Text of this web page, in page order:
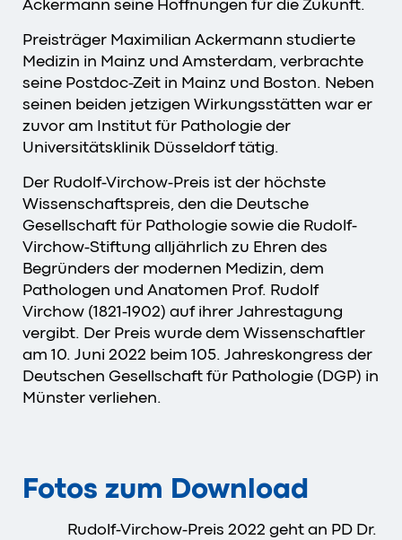
Ackermann seine Hoffnungen für die Zukunft.
Preisträger Maximilian Ackermann studierte
Medizin in Mainz und Amsterdam, verbrachte
seine Postdoc-Zeit in Mainz und Boston. Neben
seinen beiden jetzigen Wirkungsstätten war er
zuvor am Institut für Pathologie der
Universitätsklinik Düsseldorf tätig.
Der Rudolf-Virchow-Preis ist der höchste
Wissenschaftspreis, den die Deutsche
Gesellschaft für Pathologie sowie die Rudolf-
Virchow-Stiftung alljährlich zu Ehren des
Begründers der modernen Medizin, dem
Pathologen und Anatomen Prof. Rudolf
Virchow (1821-1902) auf ihrer Jahrestagung
vergibt. Der Preis wurde dem Wissenschaftler
am 10. Juni 2022 beim 105. Jahreskongress der
Deutschen Gesellschaft für Pathologie (DGP) in
Münster verliehen.
Fotos zum Download
Rudolf-Virchow-Preis 2022 geht an PD Dr.